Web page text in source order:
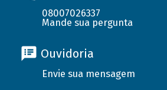
08007026337
Mande sua pergunta
Ouvidoria
Envie sua mensagem